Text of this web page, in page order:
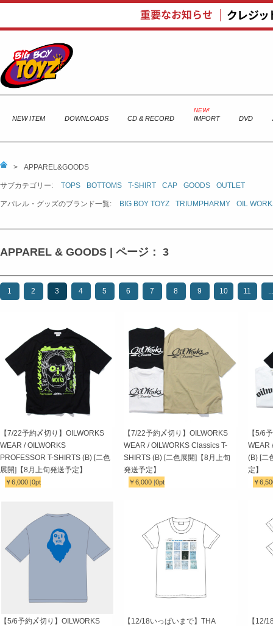
NEW ITEM DOWNLOADS CD & RECORD IMPORT DVD
> APPAREL&GOODS
サブカテゴリー: TOPS BOTTOMS T-SHIRT CAP GOODS OUTLET
アパレル・グッズのブランド一覧: BIG BOY TOYZ TRIUMPHARMY OIL
APPAREL & GOODS | ページ： 3
1 2 3 4 5 6 7 8 9 10 11
【7/22予約〆切り】OILWORKS
WEAR / OILWORKS
PROFESSOR T-SHIRTS (B) [二色
展開]【8月上旬発送予定】
￥6,000 |0pt
【7/22予約〆切り】OILWORKS
WEAR / OILWORKS Classics T-
SHIRTS (B) [二色展開]【8月上旬
発送予定】
￥6,000 |0pt
【5/6
WEAR
(B) [二
定】
￥
【5/6予約〆切り】OILWORKS
【12/18いっぱいまで】THA
【12/